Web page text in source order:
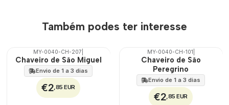
Também podes ter interesse
🇵🇹
100%
MY-0040-CH-207
Chaveiro de São Miguel
Envio de 1 a 3 dias
€2,85 EUR
🇵🇹
MY-0040-CH-101
Chaveiro de São
Peregrino
Envio de 1 a 3 dias
€2,85 EUR